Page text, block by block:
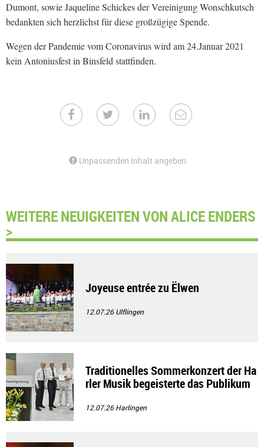
Dumont, sowie Jaqueline Schickes der Vereinigung Wonschkutsch
bedankten sich herzlichst für diese großzügige Spende.
Wegen der Pandemie vom Coronavirus wird am 24.Januar 2021
kein Antoniusfest in Binsfeld stattfinden.
Unpassenden Inhalt angeben
WEITERE NEUIGKEITEN VON ALICE ENDERS
>
Joyeuse entrée zu Ëlwen
12.07.26Ulflingen
Traditionelles Sommerkonzert der Ha
rler Musik begeisterte das Publikum
12.07.26Harlingen